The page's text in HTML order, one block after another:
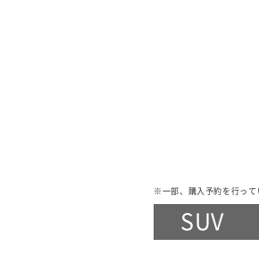
※一部、購入予約を行って
SUV